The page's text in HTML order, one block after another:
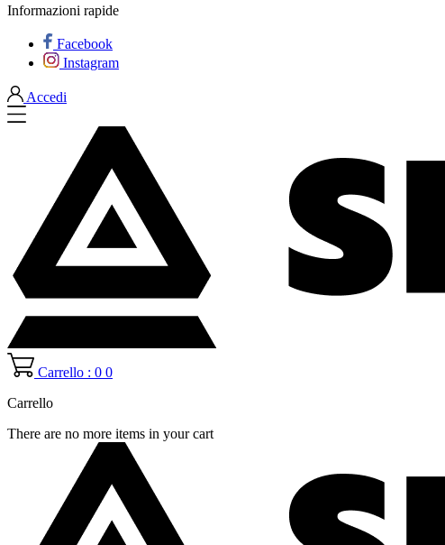
Informazioni rapide
Facebook
Instagram
Accedi
Carrello : 0 0
Carrello
There are no more items in your cart